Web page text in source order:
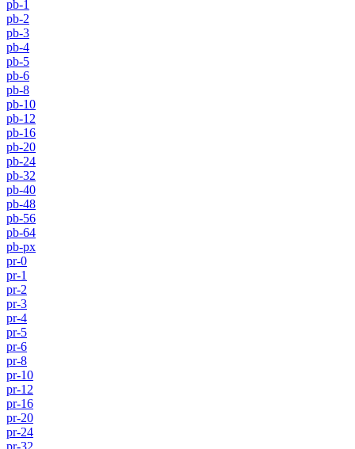
pb-1
pb-2
pb-3
pb-4
pb-5
pb-6
pb-8
pb-10
pb-12
pb-16
pb-20
pb-24
pb-32
pb-40
pb-48
pb-56
pb-64
pb-px
pr-0
pr-1
pr-2
pr-3
pr-4
pr-5
pr-6
pr-8
pr-10
pr-12
pr-16
pr-20
pr-24
pr-32